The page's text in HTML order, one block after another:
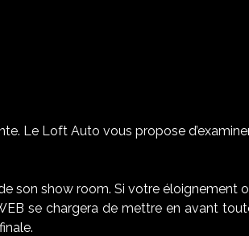
Le Loft Auto vous propose
show room. Si votre éloignement
se chargera de mettre en avant